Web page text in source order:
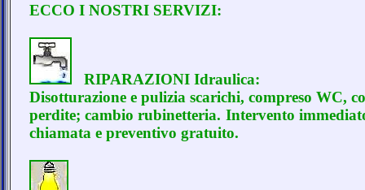
ECCO I NOSTRI SERVIZI:
RIPARAZIONI Idraulica:
Disotturazione e pulizia scarichi, compreso WC,
perdite; cambio rubinetteria. Intervento
chiamata e preventivo gratuito.